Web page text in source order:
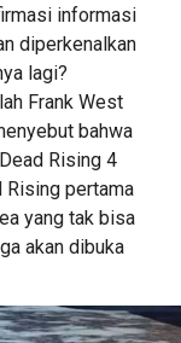
informasi
diperkenalkan
lagi?
Frank West
bahwa
Rising 4
Rising pertama
yang tak bisa
akan dibuka